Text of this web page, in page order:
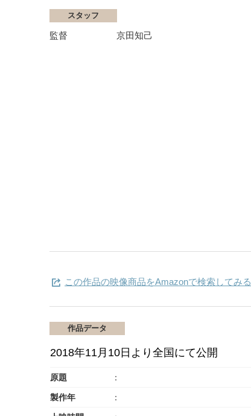
スタッフ
監督 京田知己
この作品の映像商品をAmazonで検索してみる
作品データ
2018年11月10日より全国にて公開
原題
製作年